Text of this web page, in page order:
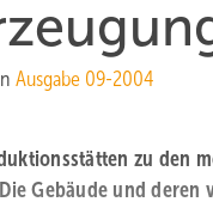
Ausgabe 09-2004
zu den
Gebäude und